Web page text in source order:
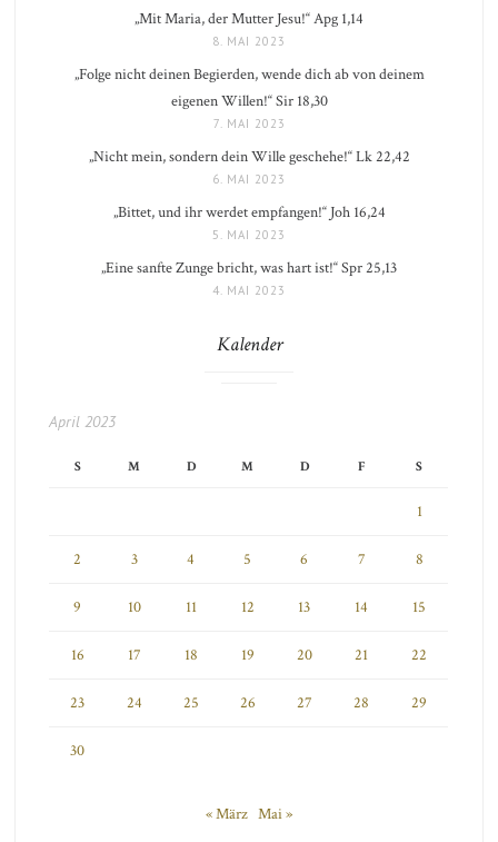
„Mit Maria, der Mutter Jesu!“ Apg 1,14
8. MAI 2023
„Folge nicht deinen Begierden, wende dich ab von deinem
eigenen Willen!“ Sir 18,30
7. MAI 2023
„Nicht mein, sondern dein Wille geschehe!“ Lk 22,42
6. MAI 2023
„Bittet, und ihr werdet empfangen!“ Joh 16,24
5. MAI 2023
„Eine sanfte Zunge bricht, was hart ist!“ Spr 25,13
4. MAI 2023
Kalender
April 2023
S M D M D F S
1
2 3 4 5 6 7 8
9 10 11 12 13 14 15
16 17 18 19 20 21 22
23 24 25 26 27 28 29
30
« März Mai »